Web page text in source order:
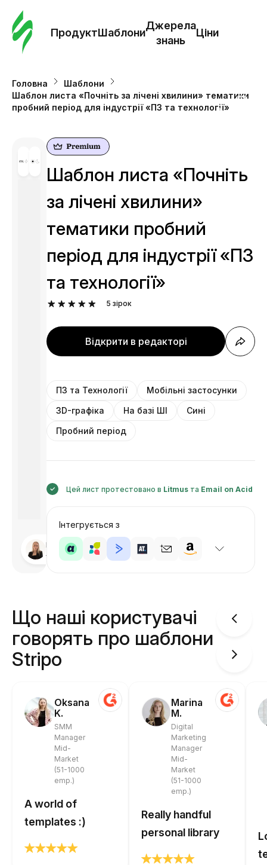
ПродуктШаблони
Джерела
знань
Ціни
Головна
Шаблони
Шаблон листа «Почніть за лічені хвилини» тематики
пробний період для індустрії «ПЗ та технології»
Розроблено
Анастасія
Шаблон листа «Почніть
за лічені хвилини»
тематики пробний
період для індустрії «ПЗ
та технології»
5 зірок
Відкрити в редакторі
ПЗ та Технології
Мобільні застосунки
3D-графіка
На базі ШІ
Сині
Пробний період
Цей лист протестовано в Litmus та Email on Acid
Інтегрується з
Що наші користувачі
говорять про шаблони
Stripo
Oksana
K.
SMM
Manager
Mid-
Market
(51-1000
emp.)
A world of
templates :)
Marina
M.
Digital
Marketing
Manager
Mid-
Market
(51-1000
emp.)
Really handful
personal library